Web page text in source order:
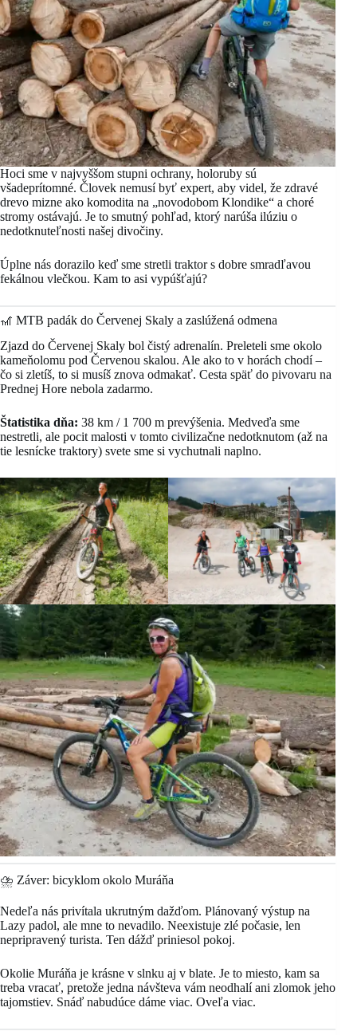
Hoci sme v najvyššom stupni ochrany, holoruby sú
všadeprítomné. Človek nemusí byť expert, aby videl, že zdravé
drevo mizne ako komodita na „novodobom Klondike“ a choré
stromy ostávajú. Je to smutný pohľad, ktorý narúša ilúziu o
nedotknuteľnosti našej divočiny.
Úplne nás dorazilo keď sme stretli traktor s dobre smradľavou
fekálnou vlečkou. Kam to asi vypúšťajú?
🎢 MTB padák do Červenej Skaly a zaslúžená odmena
Zjazd do Červenej Skaly bol čistý adrenalín. Preleteli sme okolo
kameňolomu pod Červenou skalou. Ale ako to v horách chodí –
čo si zletíš, to si musíš znova odmakať. Cesta späť do pivovaru na
Prednej Hore nebola zadarmo.
Štatistika dňa: 38 km / 1 700 m prevýšenia. Medveďa sme
nestretli, ale pocit malosti v tomto civilizačne nedotknutom (až na
tie lesnícke traktory) svete sme si vychutnali naplno.
⛈️ Záver: bicyklom okolo Muráňa
Nedeľa nás privítala ukrutným dažďom. Plánovaný výstup na
Lazy padol, ale mne to nevadilo. Neexistuje zlé počasie, len
nepripravený turista. Ten dážď priniesol pokoj.
Okolie Muráňa je krásne v slnku aj v blate. Je to miesto, kam sa
treba vracať, pretože jedna návšteva vám neodhalí ani zlomok jeho
tajomstiev. Snáď nabudúce dáme viac. Oveľa viac.